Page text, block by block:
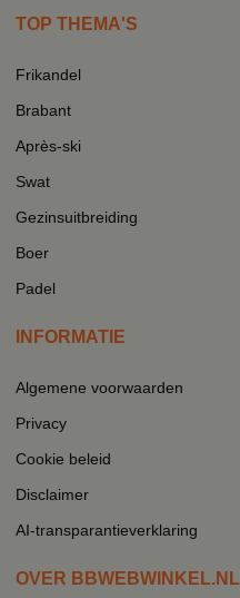
TOP THEMA'S
Frikandel
Brabant
Après-ski
Swat
Gezinsuitbreiding
Boer
Padel
INFORMATIE
Algemene voorwaarden
Privacy
Cookie beleid
Disclaimer
AI-transparantieverklaring
OVER BBWEBWINKEL.NL